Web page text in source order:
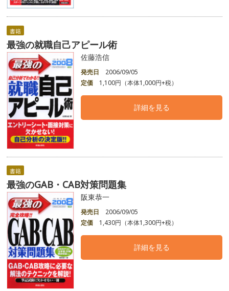
書籍
最強の就職自己アピール術
佐藤浩信
発売日
2006/09/05
定価
1,100円（本体1,000円+税）
詳細を見る
書籍
最強のGAB・CAB対策問題集
阪東恭一
発売日
2006/09/05
定価
1,430円（本体1,300円+税）
詳細を見る